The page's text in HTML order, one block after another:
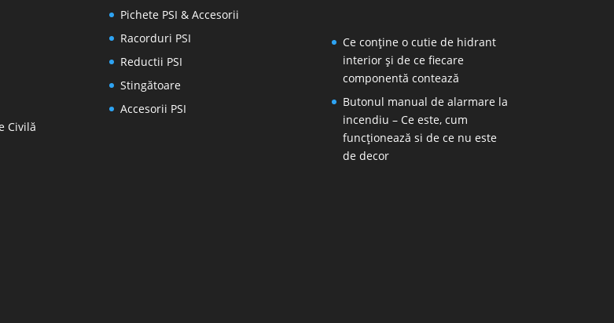
Civilă
Pichete PSI & Accesorii
Racorduri PSI
Reductii PSI
Stingătoare
Accesorii PSI
Ce conține o cutie de hidrant
interior și de ce fiecare
componentă contează
Butonul manual de alarmare la
incendiu – Ce este, cum
funcționează si de ce nu este
de decor